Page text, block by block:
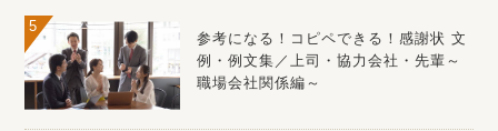
参考になる！コピペできる！感謝状 文
例・例文集／上司・協力会社・先輩～
職場会社関係編～